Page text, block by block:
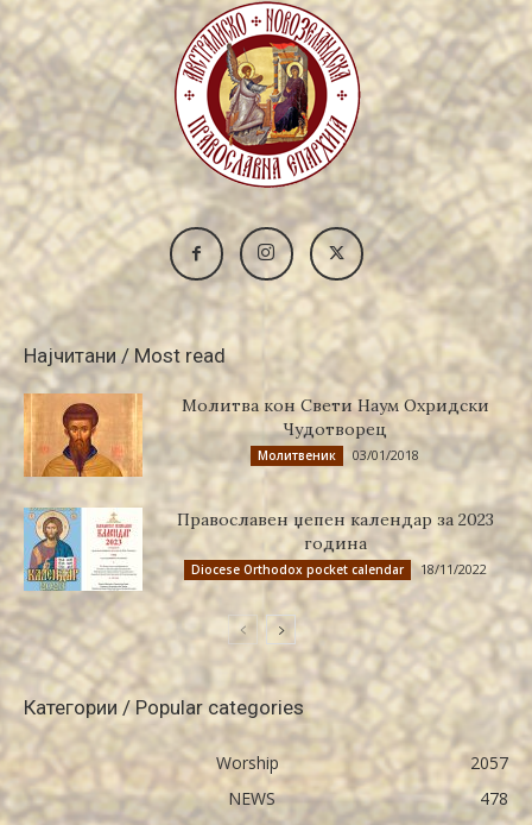
Најчитани / Most read
Молитва кон Свети Наум Охридски
Чудотворец
Молитвеник 03/01/2018
Православен џепен календар за 2023
година
Diocese Orthodox pocket calendar 18/11/2022
Категории / Popular categories
Worship
2057
NEWS
478